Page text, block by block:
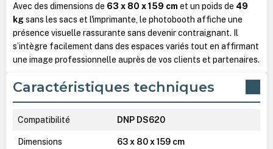
Avec des dimensions de 63 x 80 x 159 cm et un poids de 49
kg sans les sacs et l'imprimante, le photobooth affiche une
présence visuelle rassurante sans devenir contraignant. Il
s’intègre facilement dans des espaces variés tout en affirmant
une image professionnelle auprès de vos clients et partenaires.
Caractéristiques techniques
Compatibilité DNP DS620
Dimensions 63 x 80 x 159 cm